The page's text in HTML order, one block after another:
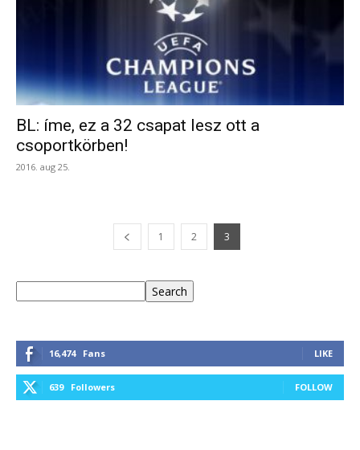
BL: íme, ez a 32 csapat lesz ott a
csoportkörben!
2016. aug 25.
1 2 3
Search
16,474 Fans LIKE
639 Followers FOLLOW